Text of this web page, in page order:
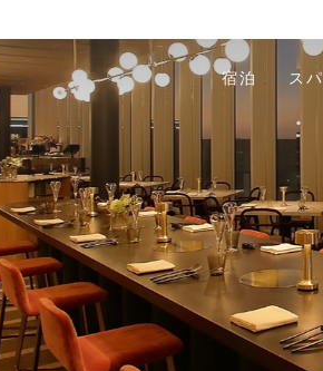
宿泊 スパ